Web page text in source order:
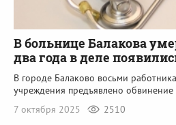
В больнице Балакова
два года в деле
В городе Балаково восьми
учреждения предъявлено обвинение
7 октября 2025
2510